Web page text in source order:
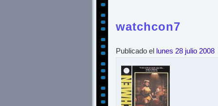
watchcon7
Publicado el lunes 28 julio 2008